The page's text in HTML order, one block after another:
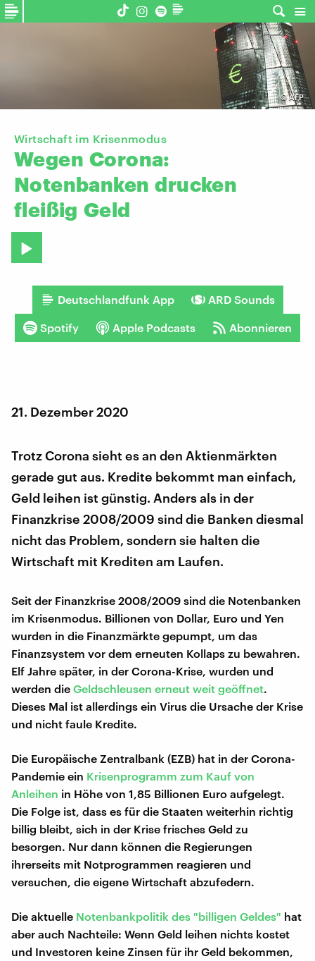
©AFP
Wirtschaft im Krisenmodus
Wegen Corona:
Notenbanken drucken
fleißig Geld
Deutschlandfunk App ARD Sounds
Spotify Apple Podcasts Abonnieren
21. Dezember 2020
Trotz Corona sieht es an den Aktienmärkten
gerade gut aus. Kredite bekommt man einfach,
Geld leihen ist günstig. Anders als in der
Finanzkrise 2008/2009 sind die Banken diesmal
nicht das Problem, sondern sie halten die
Wirtschaft mit Krediten am Laufen.
Seit der Finanzkrise 2008/2009 sind die Notenbanken
im Krisenmodus. Billionen von Dollar, Euro und Yen
wurden in die Finanzmärkte gepumpt, um das
Finanzsystem vor dem erneuten Kollaps zu bewahren.
Elf Jahre später, in der Corona-Krise, wurden und
werden die Geldschleusen erneut weit geöffnet.
Dieses Mal ist allerdings ein Virus die Ursache der Krise
und nicht faule Kredite.
Die Europäische Zentralbank (EZB) hat in der Corona-
Pandemie ein Krisenprogramm zum Kauf von
Anleihen in Höhe von 1,85 Billionen Euro aufgelegt.
Die Folge ist, dass es für die Staaten weiterhin richtig
billig bleibt, sich in der Krise frisches Geld zu
besorgen. Nur dann können die Regierungen
ihrerseits mit Notprogrammen reagieren und
versuchen, die eigene Wirtschaft abzufedern.
Die aktuelle Notenbankpolitik des "billigen Geldes" hat
aber auch Nachteile: Wenn Geld leihen nichts kostet
und Investoren keine Zinsen für ihr Geld bekommen,